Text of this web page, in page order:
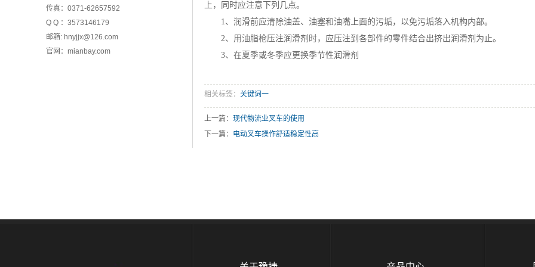
传真：0371-62657592
Q Q ：3573146179
邮箱: hnyjjx@126.com
官网： mianbay.com
上，同时应注意下列几点。
1、润滑前应清除油盖、油塞和油嘴上面的污垢，以免污垢落入机构内部。
2、用油脂枪压注润滑剂时，应压注到各部件的零件结合出挤出润滑剂为止。
3、在夏季或冬季应更换季节性润滑剂
相关标签： 关键词一
上一篇： 现代物流业叉车的使用
下一篇： 电动叉车操作舒适稳定性高